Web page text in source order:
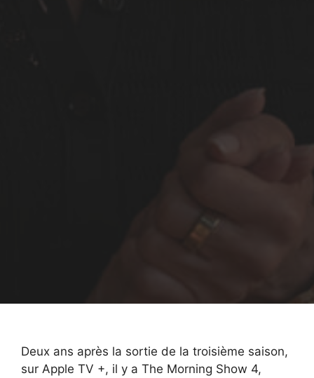
Deux ans après la sortie de la troisième saison,
sur Apple TV +, il y a The Morning Show 4,